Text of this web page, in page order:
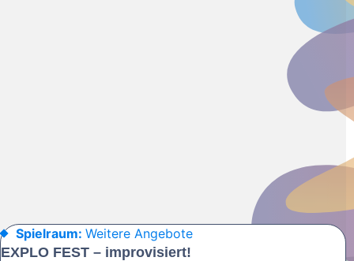
Spielraum: Weitere Angebote
EXPLO FEST – improvisiert!